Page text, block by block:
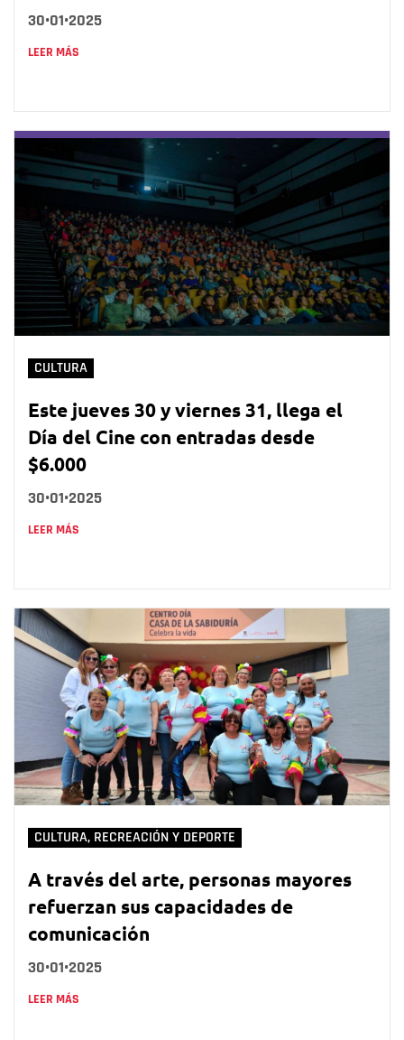
30•01•2025
LEER MÁS
CULTURA
Este jueves 30 y viernes 31, llega el
Día del Cine con entradas desde
$6.000
30•01•2025
LEER MÁS
CULTURA, RECREACIÓN Y DEPORTE
A través del arte, personas mayores
refuerzan sus capacidades de
comunicación
30•01•2025
LEER MÁS